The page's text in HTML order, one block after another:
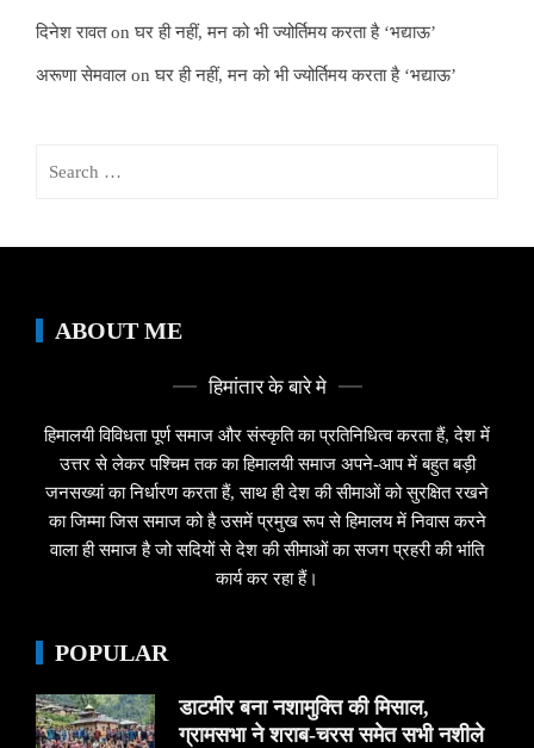
दिनेश रावतonघर ही नहीं, मन को भी ज्योर्तिमय करता है ‘भद्याऊ’
अरूणा सेमवाल onघर ही नहीं, मन को भी ज्योर्तिमय करता है ‘भद्याऊ’
ABOUT ME
हिमांतार के बारे मे
हिमालयी विविधता पूर्ण समाज और संस्कृति का प्रतिनिधित्व करता हैं, देश में
उत्तर से लेकर पश्चिम तक का हिमालयी समाज अपने-आप में बहुत बड़ी
जनसख्यां का निर्धारण करता हैं, साथ ही देश की सीमाओं को सुरक्षित रखने
का जिम्मा जिस समाज को है उसमें प्रमुख रूप से हिमालय में निवास करने
वाला ही समाज है जो सदियों से देश की सीमाओं का सजग प्रहरी की भांति
कार्य कर रहा हैं।
POPULAR
डाटमीर बना नशामुक्ति की मिसाल,
ग्रामसभा ने शराब-चरस समेत सभी नशीले